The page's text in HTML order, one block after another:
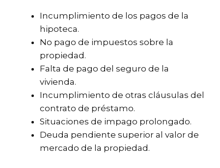
Incumplimiento de los pagos de la
hipoteca.
No pago de impuestos sobre la
propiedad.
Falta de pago del seguro de la
vivienda.
Incumplimiento de otras cláusulas del
contrato de préstamo.
Situaciones de impago prolongado.
Deuda pendiente superior al valor de
mercado de la propiedad.